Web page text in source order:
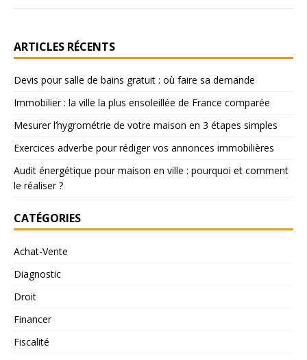
ARTICLES RÉCENTS
Devis pour salle de bains gratuit : où faire sa demande
Immobilier : la ville la plus ensoleillée de France comparée
Mesurer l’hygrométrie de votre maison en 3 étapes simples
Exercices adverbe pour rédiger vos annonces immobilières
Audit énergétique pour maison en ville : pourquoi et comment
le réaliser ?
CATÉGORIES
Achat-Vente
Diagnostic
Droit
Financer
Fiscalité